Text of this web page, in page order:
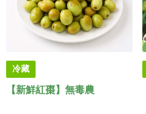
冷藏
【新鮮紅棗】無毒農